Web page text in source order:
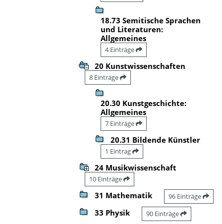
18.73 Semitische Sprachen
und Literaturen:
Allgemeines
4 Einträge
20 Kunstwissenschaften
8 Einträge
20.30 Kunstgeschichte:
Allgemeines
7 Einträge
20.31 Bildende Künstler
1 Eintrag
24 Musikwissenschaft
10 Einträge
31 Mathematik 96 Einträge
33 Physik 90 Einträge